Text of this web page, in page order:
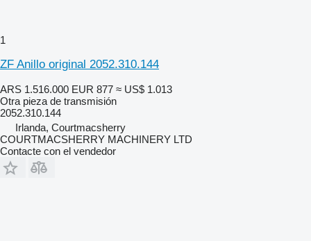
1
ZF Anillo original 2052.310.144
ARS 1.516.000 EUR 877 ≈ US$ 1.013
Otra pieza de transmisión
2052.310.144
Irlanda, Courtmacsherry
COURTMACSHERRY MACHINERY LTD
Contacte con el vendedor